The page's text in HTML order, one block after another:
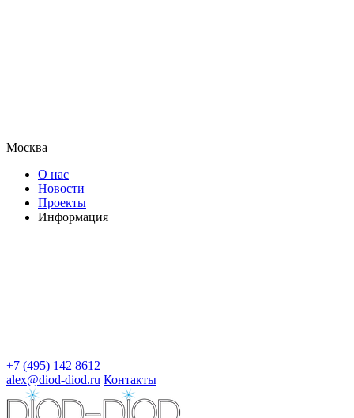
Москва
О нас
Новости
Проекты
Информация
+7 (495) 142 8612
alex@diod-diod.ru Контакты